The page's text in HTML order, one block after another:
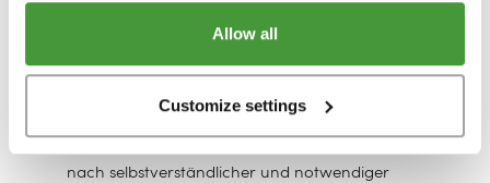
Allow all
Customize settings
größte Motivation. Von unserem Hauptsitz in
Amsterdam aus betreuen wir Webshops in
wichtigen Traum: die Bettwarenindustrie
nach selbstverständlicher und notwendiger